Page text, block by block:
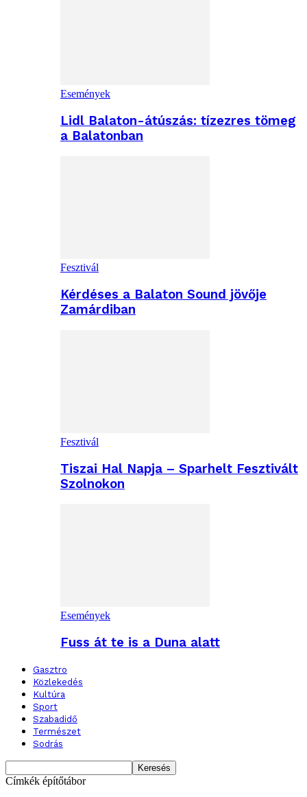
Események
Lidl Balaton-átúszás: tízezres tömeg
a Balatonban
Fesztivál
Kérdéses a Balaton Sound jövője
Zamárdiban
Fesztivál
Tiszai Hal Napja – Sparhelt Fesztivált
Szolnokon
Események
Fuss át te is a Duna alatt
Gasztro
Közlekedés
Kultúra
Sport
Szabadidő
Természet
Sodrás
Címkék építőtábor